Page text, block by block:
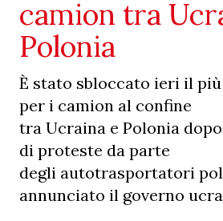
camion tra
Polonia
È stato sbloccato ieri il
per i camion al confine
tra Ucraina e Polonia
di proteste da parte
degli autotrasportatori
annunciato il governo